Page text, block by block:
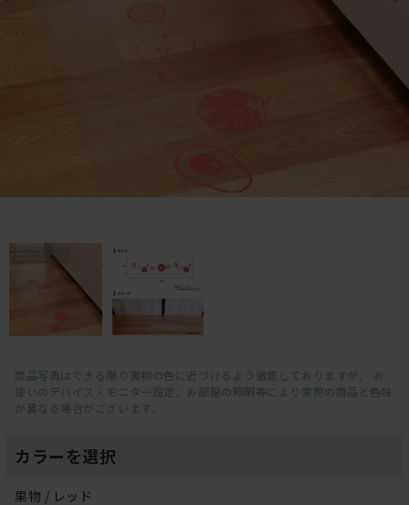
商品写真はできる限り実物の色に近づけるよう徹底しておりますが、 お
使いのデバイス・モニター設定、お部屋の照明等により実際の商品と色味
が異なる場合がございます。
カラーを選択
果物 / レッド